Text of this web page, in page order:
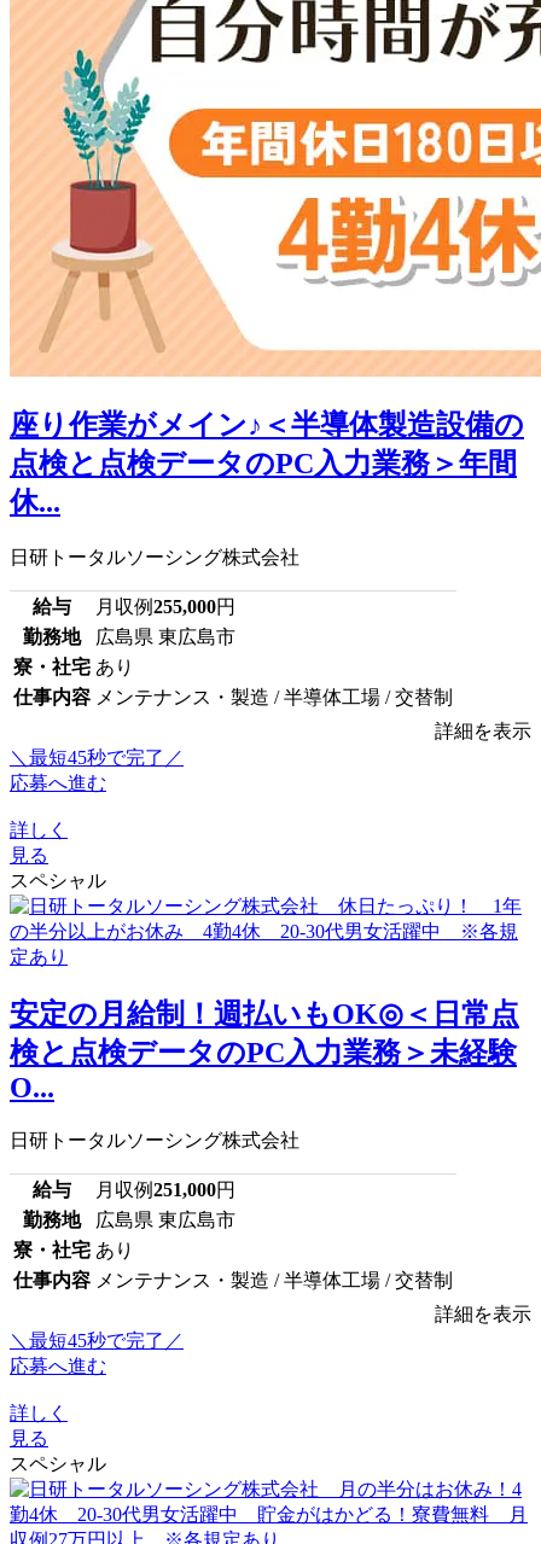
座り作業がメイン♪＜半導体製造設備の
点検と点検データのPC入力業務＞年間
休...
日研トータルソーシング株式会社
給与 月収例255,000円
勤務地
広島県 東広島市
寮・社宅 あり
仕事内容 メンテナンス・製造 / 半導体工場 / 交替制
詳細を表示
＼最短45秒で完了／
応募へ進む
詳しく
見る
スペシャル
安定の月給制！週払いもOK◎＜日常点
検と点検データのPC入力業務＞未経験
O...
日研トータルソーシング株式会社
給与 月収例251,000円
勤務地
広島県 東広島市
寮・社宅 あり
仕事内容 メンテナンス・製造 / 半導体工場 / 交替制
詳細を表示
＼最短45秒で完了／
応募へ進む
詳しく
見る
スペシャル